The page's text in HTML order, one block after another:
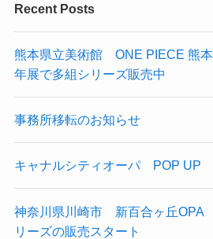
Recent Posts
熊本県立美術館 ONE PIECE 熊
年展で多組シリーズ販売中
事務所移転のお知らせ
キャナルシティオーパ POP UP
神奈川県川崎市 新百合ヶ丘OPA
リーズの販売スタート